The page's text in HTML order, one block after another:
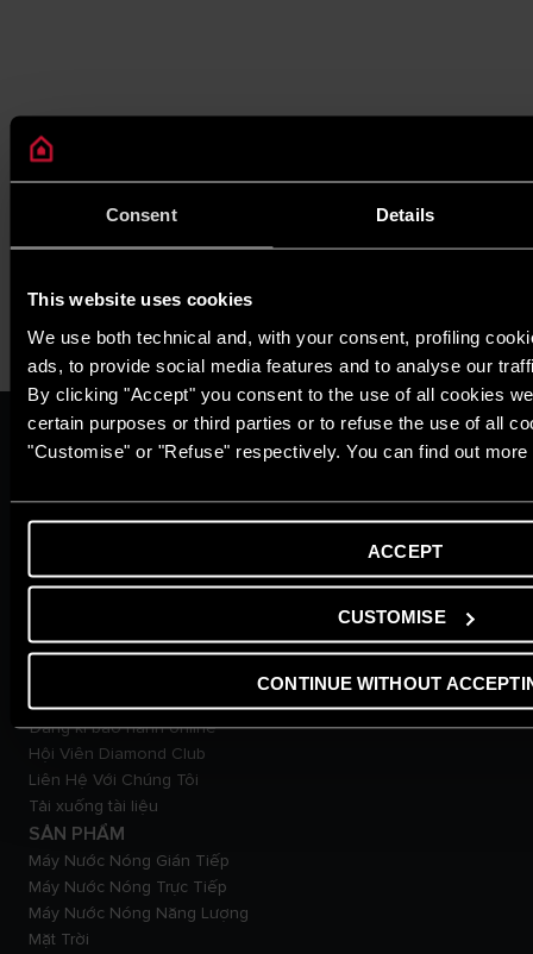
Consent Details
This website uses cookies
We use both technical and, with your consent, profiling
ads, to provide social media features and to analyse our
By clicking "Accept" you consent to the use of all cookies
certain purposes or third parties or to refuse the use of all
"Customise" or "Refuse" respectively. You can find out
ACCEPT
CUSTOMISE
CONTINUE WITHOUT
VỀ CHÚNG TÔI
Thương hiệu Ariston
Tin tức
Cuộc sống xanh
DỊCH VỤ KHÁCH HÀNG
Đăng kí bảo hành online
Hội Viên Diamond Club
Liên Hệ Với Chúng Tôi
Tải xuống tài liệu
SẢN PHẨM
Máy Nước Nóng Gián Tiếp
Máy Nước Nóng Trực Tiếp
Máy Nước Nóng Năng Lượng
Mặt Trời